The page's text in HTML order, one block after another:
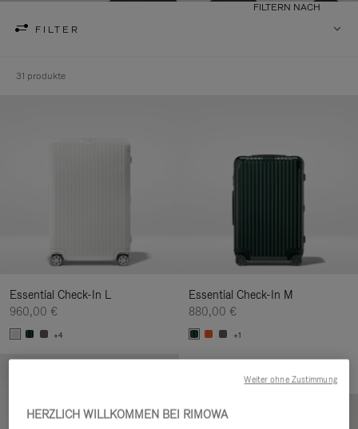
FILTER
FILTERN NACH
31 produkte
Essential Check-In L
960,00 €
+4
Essential Check-In M
880,00 €
+1
HERZLICH WILLKOMMEN BEI RIMOWA
Weiter ohne Zustimmung